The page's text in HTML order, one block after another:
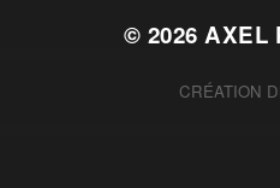
© 2026AXEL
CRÉATION